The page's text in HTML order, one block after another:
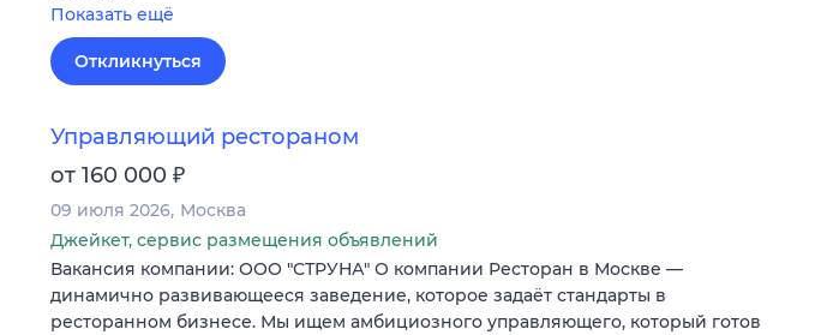
Показать ещё
Откликнуться
Управляющий рестораном
от 160 000 ₽
09 июля 2026 Москва
Джейкет, сервис размещения объявлений
Вакансия компании: ООО "СТРУНА" О компании Ресторан в Москве —
динамично развивающееся заведение, которое задаёт стандарты в
ресторанном бизнесе. Мы ищем амбициозного управляющего, который готов